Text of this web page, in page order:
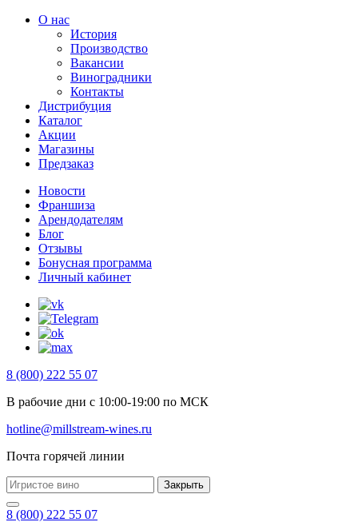
О нас
История
Производство
Вакансии
Виноградники
Контакты
Дистрибуция
Каталог
Акции
Магазины
Предзаказ
Новости
Франшиза
Арендодателям
Блог
Отзывы
Бонусная программа
Личный кабинет
8 (800) 222 55 07
В рабочие дни с 10:00-19:00 по МСК
hotline@millstream-wines.ru
Почта горячей линии
Закрыть
8 (800) 222 55 07